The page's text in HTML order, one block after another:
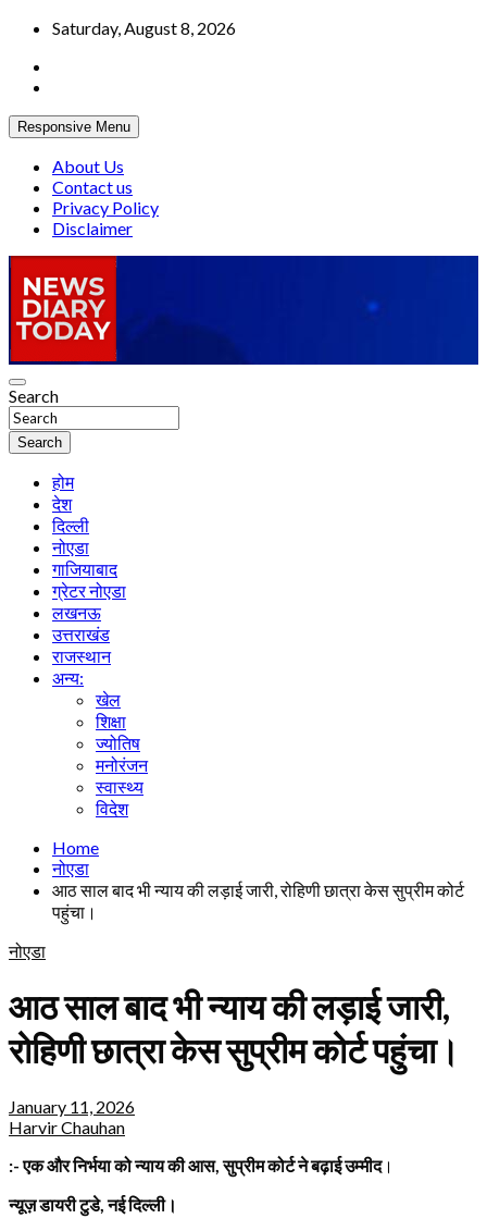
Skip
content
Saturday, August 8, 2026
Responsive Menu
About Us
Contact us
Privacy Policy
Disclaimer
News Diary Today
Truth be told
Search
Search
होम
देश
दिल्ली
नोएडा
गाजियाबाद
ग्रेटर नोएडा
लखनऊ
उत्तराखंड
राजस्थान
अन्य:
खेल
शिक्षा
ज्योतिष
मनोरंजन
स्वास्थ्य
विदेश
Home
नोएडा
आठ साल बाद भी न्याय की लड़ाई जारी, रोहिणी छात्रा केस सुप्रीम कोर्ट
पहुंचा।
नोएडा
आठ साल बाद भी न्याय की लड़ाई जारी,
रोहिणी छात्रा केस सुप्रीम कोर्ट पहुंचा।
January 11, 2026
Harvir Chauhan
:- एक और निर्भया को न्याय की आस, सुप्रीम कोर्ट ने बढ़ाई उम्मीद।
न्यूज़ डायरी टुडे, नई दिल्ली।